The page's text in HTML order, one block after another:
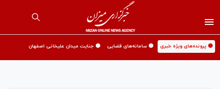
🟡 پرونده‌های ویژه خبری 🟡 سامانه‌های قضایی 🟡 جنایت میدان علیخانی اصفهان